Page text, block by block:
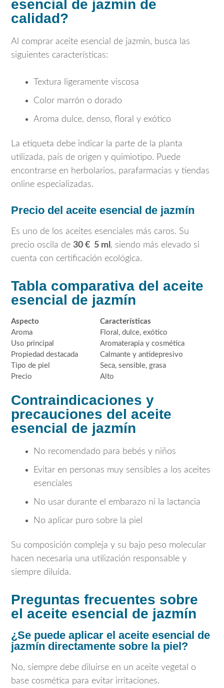
esencial de jazmín de
calidad?
Al comprar aceite esencial de jazmín, busca las
siguientes características:
Textura ligeramente viscosa
Color marrón o dorado
Aroma dulce, denso, floral y exótico
La etiqueta debe indicar la parte de la planta
utilizada, país de origen y quimiotipo. Puede
encontrarse en herbolarios, parafarmacias y tiendas
online especializadas.
Precio del aceite esencial de jazmín
Es uno de los aceites esenciales más caros. Su
precio oscila de 30 € 5 ml , siendo más elevado si
cuenta con certificación ecológica.
Tabla comparativa del aceite
esencial de jazmín
Aspecto
Características
Aroma
Floral, dulce, exótico
Uso principal
Aromaterapia y cosmética
Propiedad destacada
Calmante y antidepresivo
Tipo de piel
Seca, sensible, grasa
Precio
Alto
Contraindicaciones y
precauciones del aceite
esencial de jazmín
No recomendado para bebés y niños
Evitar en personas muy sensibles a los aceites
esenciales
No usar durante el embarazo ni la lactancia
No aplicar puro sobre la piel
Su composición compleja y su bajo peso molecular
hacen necesaria una utilización responsable y
siempre diluida.
Preguntas frecuentes sobre
el aceite esencial de jazmín
¿Se puede aplicar el aceite esencial de
jazmín directamente sobre la piel?
No, siempre debe diluirse en un aceite vegetal o
base cosmética para evitar irritaciones.